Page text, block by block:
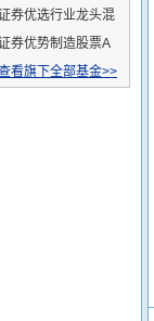
券优选行业龙头混
券优势制造股票A
看旗下全部基金>>